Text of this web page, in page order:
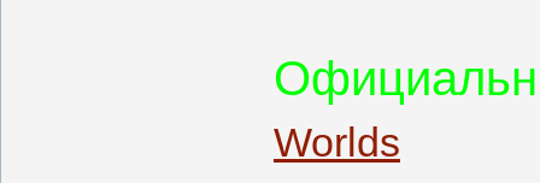
Worlds